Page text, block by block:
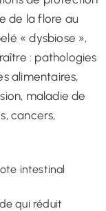
de la flore au
« dysbiose »,
: pathologies
alimentaires,
maladie de
cancers,
intestinal
qui réduit